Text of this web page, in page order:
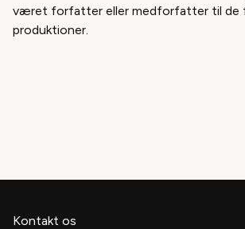
været forfatter eller medforfatter til de
produktioner.
Kontakt os